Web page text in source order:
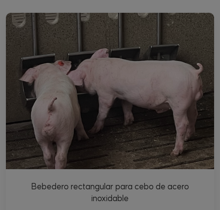
Bebedero rectangular para cebo de acero
inoxidable